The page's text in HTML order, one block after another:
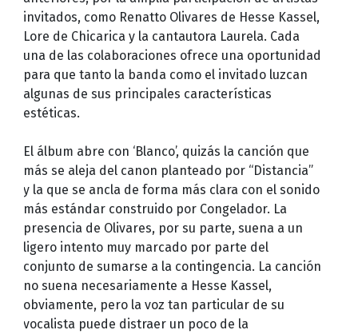
invitados, como Renatto Olivares de Hesse Kassel,
Lore de Chicarica y la cantautora Laurela. Cada
una de las colaboraciones ofrece una oportunidad
para que tanto la banda como el invitado luzcan
algunas de sus principales características
estéticas.
El álbum abre con ‘Blanco’, quizás la canción que
más se aleja del canon planteado por “Distancia”
y la que se ancla de forma más clara con el sonido
más estándar construido por Congelador. La
presencia de Olivares, por su parte, suena a un
ligero intento muy marcado por parte del
conjunto de sumarse a la contingencia. La canción
no suena necesariamente a Hesse Kassel,
obviamente, pero la voz tan particular de su
vocalista puede distraer un poco de la